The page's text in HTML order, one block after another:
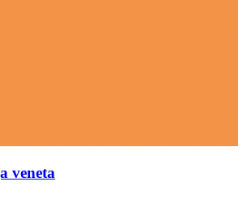
veneta